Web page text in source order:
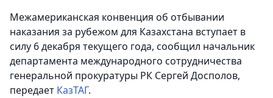
Межамериканская конвенция об отбывании
наказания за рубежом для Казахстана вступает в
силу 6 декабря текущего года, сообщил начальник
департамента международного сотрудничества
генеральной прокуратуры РК Сергей Досполов,
передает КазТАГ.